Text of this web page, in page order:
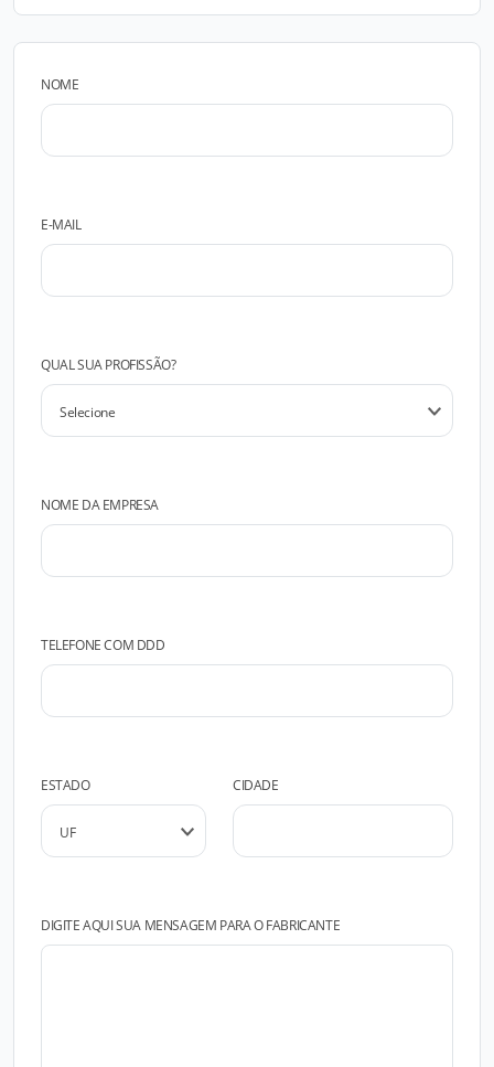
NOME
E-MAIL
QUAL SUA PROFISSÃO?
NOME DA EMPRESA
TELEFONE COM DDD
ESTADO CIDADE
DIGITE AQUI SUA MENSAGEM PARA O FABRICANTE